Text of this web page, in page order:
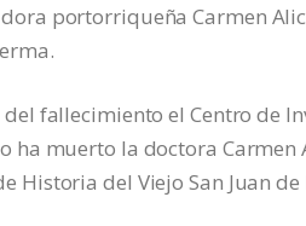
portorriqueña Carmen
fallecimiento el Centro de
ha muerto la doctora
Historia del Viejo San Juan de